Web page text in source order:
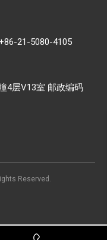
21-5080-4105
4层V13室 邮政编码
Reserved.